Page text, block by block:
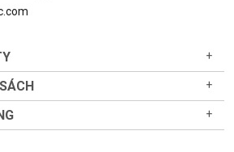
+
+
+